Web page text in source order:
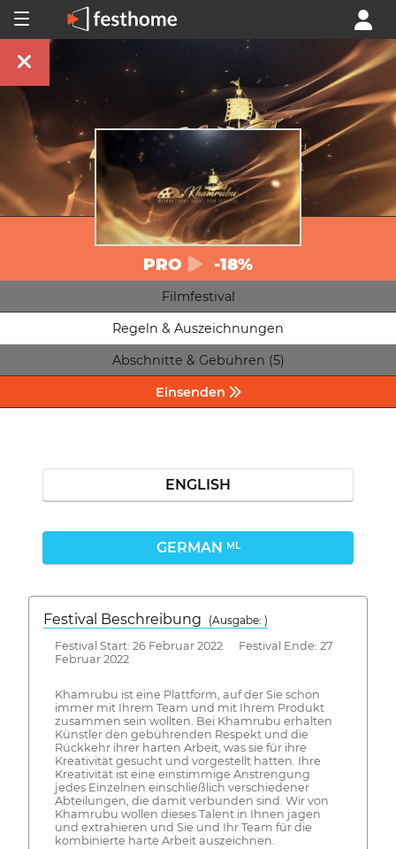
PRO -18%
Filmfestival
Regeln & Auszeichnungen
Abschnitte & Gebühren (5)
Einsenden
ENGLISH
GERMAN ML
Festival Beschreibung
(Ausgabe: )
Festival Start: 26 Februar 2022 Festival Ende: 27
Februar 2022
Khamrubu ist eine Plattform, auf der Sie schon
immer mit Ihrem Team und mit Ihrem Produkt
zusammen sein wollten. Bei Khamrubu erhalten
Künstler den gebührenden Respekt und die
Rückkehr ihrer harten Arbeit, was sie für ihre
Kreativität gesucht und vorgestellt hatten. Ihre
Kreativität ist eine einstimmige Anstrengung
jedes Einzelnen einschließlich verschiedener
Abteilungen, die damit verbunden sind. Wir von
Khamrubu wollen dieses Talent in Ihnen jagen
und extrahieren und Sie und Ihr Team für die
kombinierte harte Arbeit auszeichnen.